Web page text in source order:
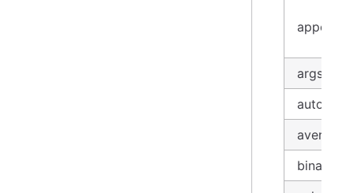
append
args
autoview
average(